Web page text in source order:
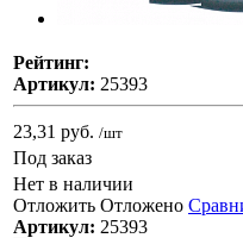
Рейтинг:
Артикул: 25393
23,31 руб. /шт
Под заказ
Нет в наличии
Отложить Отложено
Артикул: 25393